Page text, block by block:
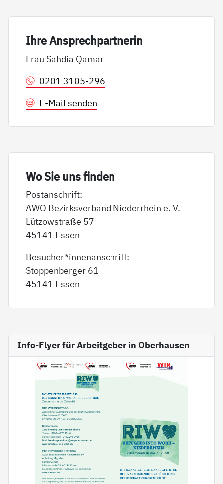
Ih­re An­sp­rech­part­ne­rin
Frau Sahdia Qamar
0201 3105-296
E-Mail senden
Wo Sie uns fin­den
Postanschrift:
AWO Bezirksverband Niederrhein e. V.
Lützowstraße 57
45141 Essen
Besucher*innenanschrift:
Stoppenberger 61
45141 Essen
Info-Flyer für Arbeitgeber in Oberhausen